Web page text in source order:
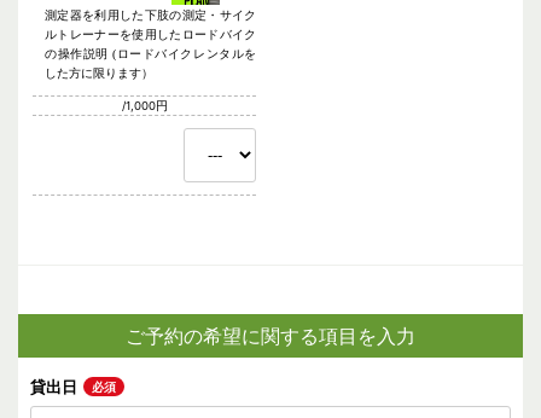
測定器を利用した下肢の測定・サイク
ルトレーナーを使用したロードバイク
の操作説明 (ロードバイクレンタルを
した方に限ります）
/1,000円
ご予約の希望に関する項目を入力
貸出日 必須